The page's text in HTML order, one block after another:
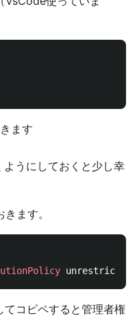
ます
うにしておくと少し幸
ます。
unrestricted
てコピペすると管理者権